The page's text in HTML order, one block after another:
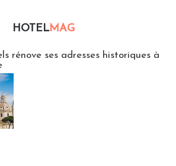
HOTELMAG
rénove ses adresses historiques à